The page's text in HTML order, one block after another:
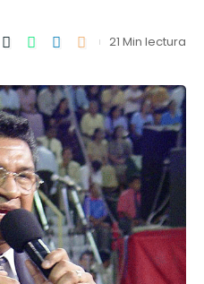
21 Min lectura